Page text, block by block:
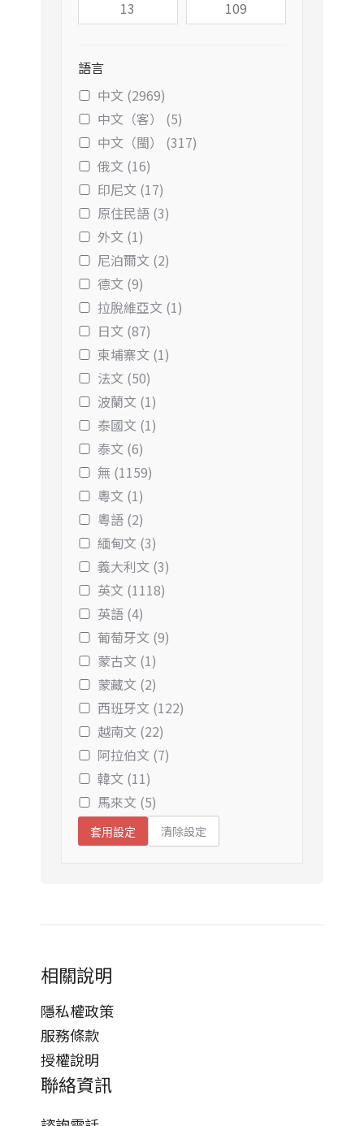
語言
中文 (2969)
中文（客） (5)
中文（閩） (317)
俄文 (16)
印尼文 (17)
原住民語 (3)
外文 (1)
尼泊爾文 (2)
德文 (9)
拉脫維亞文 (1)
日文 (87)
柬埔寨文 (1)
法文 (50)
波蘭文 (1)
泰國文 (1)
泰文 (6)
無 (1159)
粵文 (1)
粵語 (2)
緬甸文 (3)
義大利文 (3)
英文 (1118)
英語 (4)
葡萄牙文 (9)
蒙古文 (1)
蒙藏文 (2)
西班牙文 (122)
越南文 (22)
阿拉伯文 (7)
韓文 (11)
馬來文 (5)
套用設定 清除設定
相關說明
隱私權政策
服務條款
授權說明
聯絡資訊